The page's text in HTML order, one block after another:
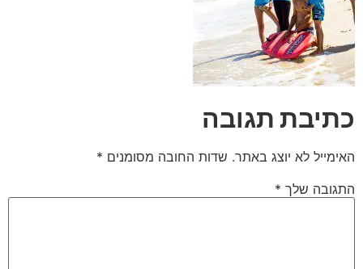
כתיבת תגובה
האימייל לא יוצג באתר. שדות החובה מסומנים *
התגובה שלך *